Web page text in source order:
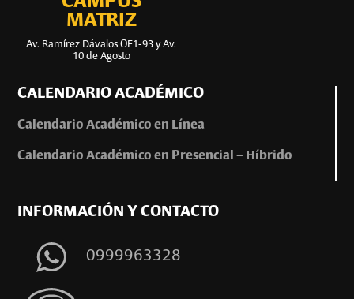
MATRIZ
Av. Ramírez Dávalos OE1-93 y Av.
10 de Agosto
CALENDARIO ACADÉMICO
Calendario Académico en Línea
Calendario Académico en Presencial – Híbrido
INFORMACIÓN Y CONTACTO
0999963328